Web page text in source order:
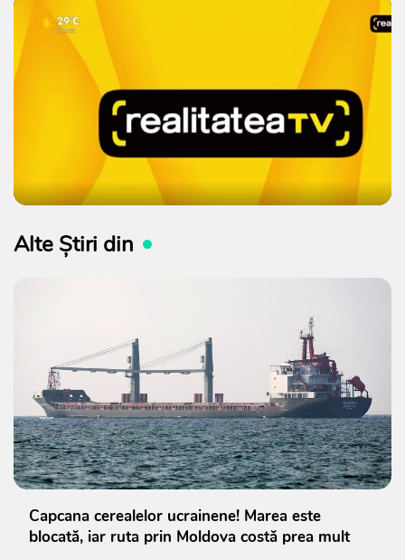
Alte Știri din
Capcana cerealelor ucrainene! Marea este
blocată, iar ruta prin Moldova costă prea mult